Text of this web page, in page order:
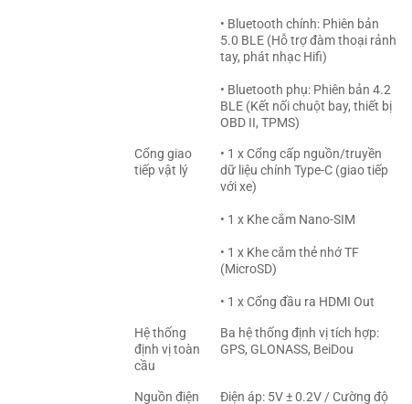
• Bluetooth chính: Phiên bản
5.0 BLE (Hỗ trợ đàm thoại rảnh
tay, phát nhạc Hifi)
• Bluetooth phụ: Phiên bản 4.2
BLE (Kết nối chuột bay, thiết bị
OBD II, TPMS)
Cổng giao
tiếp vật lý
• 1 x Cổng cấp nguồn/truyền
dữ liệu chính Type-C (giao tiếp
với xe)
• 1 x Khe cắm Nano-SIM
• 1 x Khe cắm thẻ nhớ TF
(MicroSD)
• 1 x Cổng đầu ra HDMI Out
Hệ thống
định vị toàn
cầu
Ba hệ thống định vị tích hợp:
GPS, GLONASS, BeiDou
Nguồn điện Điện áp: 5V ± 0.2V / Cường độ